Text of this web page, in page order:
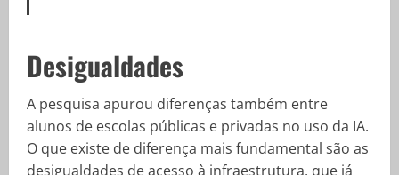
Desigualdades
A pesquisa apurou diferenças também entre
alunos de escolas públicas e privadas no uso da IA.
O que existe de diferença mais fundamental são as
desigualdades de acesso à infraestrutura, que já